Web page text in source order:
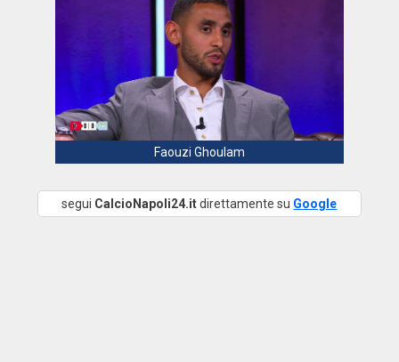
Faouzi Ghoulam
segui CalcioNapoli24.itdirettamente su Google